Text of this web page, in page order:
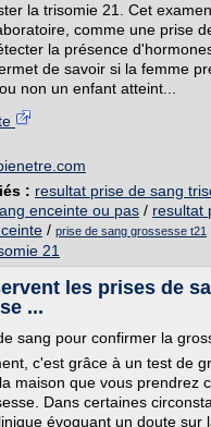
la trisomie 21. Cet
comme une prise
la présence
de savoir si la femme
non un enfant atteint...
: resultat prise de sang
enceinte ou pas / resultat
/ prise de sang grossesse t21
21
les prises de
...
sang pour confirmer la
c'est grâce à un test de
maison que vous prendrez
Dans certaines
évoquant un doute sur